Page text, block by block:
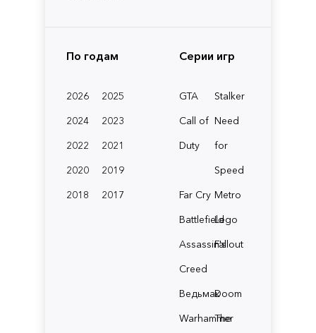
По годам
2026
2025
2024
2023
2022
2021
2020
2019
2018
2017
Серии игр
GTA
Stalker
Call of
Duty
Need
for
Speed
Far Cry Metro
BattlefieldLego
Assassin's
Creed
Fallout
ВедьмакDoom
Warhammer
The